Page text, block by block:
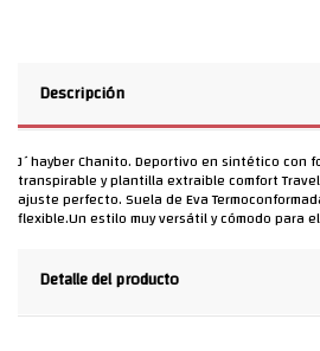
Descripción
J´hayber Chanito. Deportivo en sintético con
transpirable y plantilla extraible comfort
ajuste perfecto. Suela de Eva
flexible.Un estilo muy versátil y cómodo para
Detalle del producto